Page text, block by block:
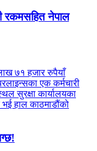
रकमसहित नेपाल
७१ हजार रुपैयाँ
एक कर्मचारी
सुरक्षा कार्यालयका
हाल काठमाडौंको